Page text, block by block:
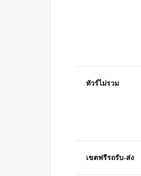
ทัวร์ไม่รวม
เขตฟรีรถรับ-ส่ง